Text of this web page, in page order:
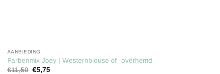
AANBIEDING
Farbenmix Joey | Westernblouse of -overhemd
€11,50 Oorspronkelijke
€5,75Huidige